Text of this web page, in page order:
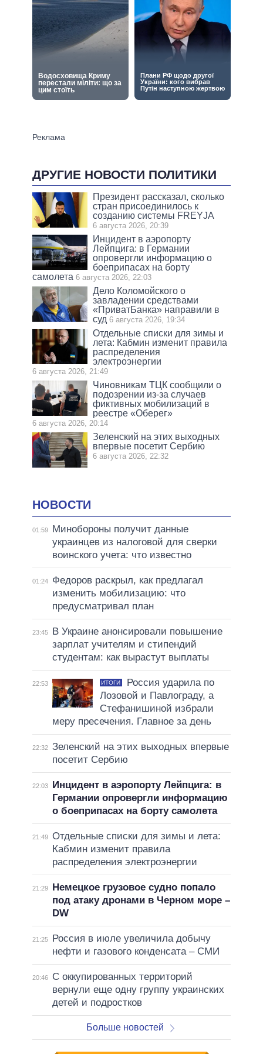
ДРУГИЕ НОВОСТИ ПОЛИТИКИ
Президент рассказал, сколько
стран присоединилось к
созданию системы FREYJA
6 августа 2026, 20:39
Инцидент в аэропорту
Лейпцига: в Германии
опровергли информацию о
боеприпасах на борту
самолета 6 августа 2026, 22:03
Дело Коломойского о
завладении средствами
«ПриватБанка» направили в
суд 6 августа 2026, 19:34
Отдельные списки для зимы и
лета: Кабмин изменит правила
распределения
электроэнергии
6 августа 2026, 21:49
Чиновникам ТЦК сообщили о
подозрении из-за случаев
фиктивных мобилизаций в
реестре «Оберег»
6 августа 2026, 20:14
Зеленский на этих выходных
впервые посетит Сербию
6 августа 2026, 22:32
НОВОСТИ
01:59
Минобороны получит данные
украинцев из налоговой для сверки
воинского учета: что известно
01:24
Федоров раскрыл, как предлагал
изменить мобилизацию: что
предусматривал план
23:45
В Украине анонсировали повышение
зарплат учителям и стипендий
студентам: как вырастут выплаты
22:53 ИТОГИ
Россия ударила по
Лозовой и Павлограду, а
Стефанишиной избрали
меру пресечения. Главное за день
22:32 Зеленский на этих выходных впервые
посетит Сербию
22:03
Инцидент в аэропорту Лейпцига: в
Германии опровергли информацию
о боеприпасах на борту самолета
21:49 Отдельные списки для зимы и лета:
Кабмин изменит правила
распределения электроэнергии
21:29
Немецкое грузовое судно попало
под атаку дронами в Черном море –
DW
21:25
Россия в июле увеличила добычу
нефти и газового конденсата – СМИ
20:46
С оккупированных территорий
вернули еще одну группу украинских
детей и подростков
Больше новостей